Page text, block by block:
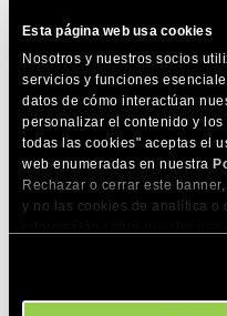
Esta página web usa cookies
Nosotros y nuestros socios
servicios y funciones
datos de cómo interactúan
personalizar el contenido y
todas las cookies" aceptas el
web enumeradas en nuestra
Rechazar o cerrar este
y no las cookies de analítica o
momento a través de la
resonó en los bosques de
noche: bailando,
experiencia es difícil de